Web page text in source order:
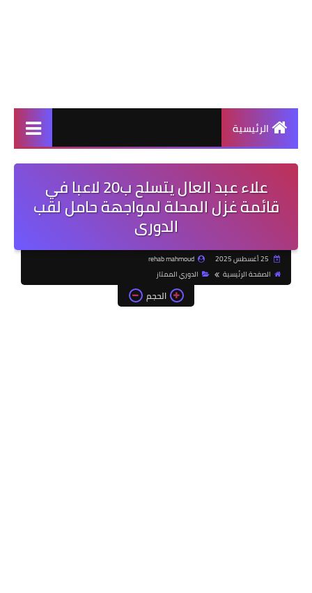
الرئيسية
علاء عبد العال يتسلح ب20 لاعبا في
قائمة غزل المحلة لمواجهة حامل لقب
الدورى
rehab mahmoud
الصفحة الرئيسية
الدوري الممتاز
الحجم